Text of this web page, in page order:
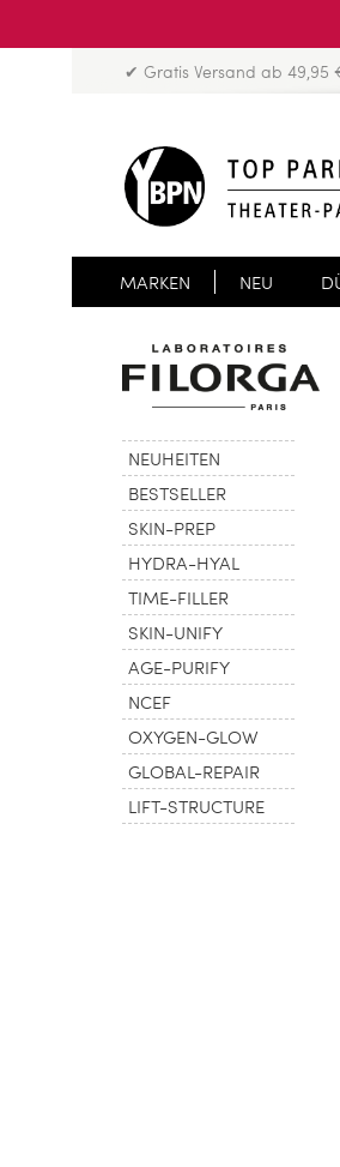
✔ Gratis Versand ab 49,95
MARKEN NEU
NEUHEITEN
BESTSELLER
SKIN-PREP
HYDRA-HYAL
TIME-FILLER
SKIN-UNIFY
AGE-PURIFY
NCEF
OXYGEN-GLOW
GLOBAL-REPAIR
LIFT-STRUCTURE